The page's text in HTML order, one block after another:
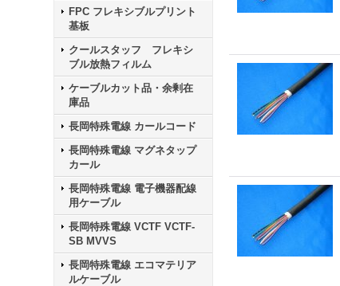
FPC フレキシブルプリント
基板
クールスタッフ フレキシ
ブル放熱フィルム
ケーブルカット品・余剰在
庫品
長岡特殊電線 カールコード
長岡特殊電線 マグネタップ
カール
長岡特殊電線 電子機器配線
用ケーブル
長岡特殊電線 VCTF VCTF-
SB MVVS
長岡特殊電線 エコマテリア
ルケーブル